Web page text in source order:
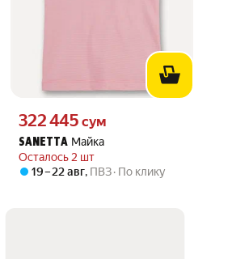
SANETTA Майка
Осталось 2 шт
Цена 322445 сум вместо
322 445 сум
19 – 22 авг, ПВЗ По клику